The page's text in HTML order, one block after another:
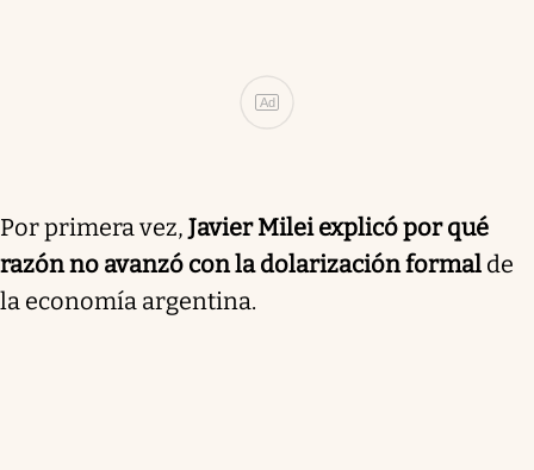
Ad
Por primera vez, Javier Milei explicó por qué
razón no avanzó con la dolarización formal de
la economía argentina.